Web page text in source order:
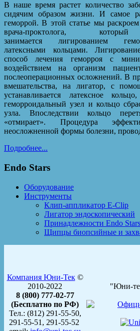
В наше время растет количество
сидячим образом жизни. И самое
геморрой. В этой статье мы
врача-проктолога, который
занимается лигированием
латексными кольцами.
способ лечения геморроя с
воздействием на организм
послеоперационных осложнений. В
вмешательства, на лигатор, с
устанавливается латексное
геморроидальный узел и кольцо
узла. Впоследствии кольцо
«отмирает». Процедура
неосложненной формы болезни,
Подробнее...
Endo Stars
Оборудование
Инструменты
Клип-аппликатор E-Clip
Лигатор эндоскопический
Принадлежности Endo Stars
Щипцы биопсийные и
Компания Юни-Тек©
2010-2022
8 (800) 777-02-77
(Бесплатно по РФ)
Тел.: (812) 291-55-50,
291-55-51, 291-55-52
"Юни-